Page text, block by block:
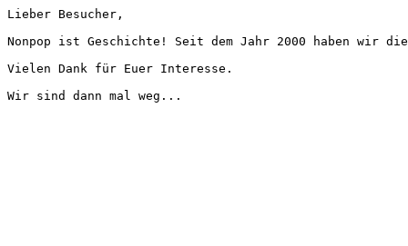
Lieber Besucher,
Nonpop ist Geschichte! Seit dem Jahr 2000 haben wir
Vielen Dank für Euer Interesse.
Wir sind dann mal weg...